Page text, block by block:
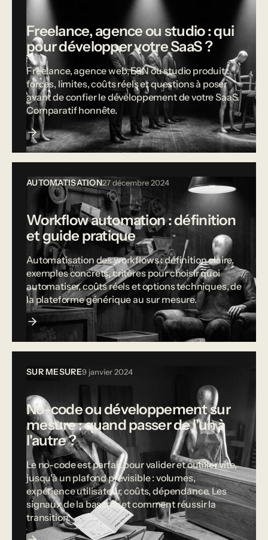
Freelance, agence ou studio : qui
pour développer votre SaaS ?
Freelance, agence web, ESN ou studio produit :
forces, limites, coûts réels et questions à poser
avant de confier le développement de votre SaaS.
Comparatif honnête.
AUTOMATISATION27 décembre 2024
Workflow automation : définition
et guide pratique
Automatisation des workflows : définition claire,
exemples concrets, critères pour choisir quoi
automatiser, coûts réels et options techniques, de
la plateforme générique au sur mesure.
SUR MESURE9 janvier 2024
No-code ou développement sur
mesure : quand passer de l'un à
l'autre ?
Le no-code est parfait pour valider et outiller vite,
jusqu'à un plafond prévisible : volumes,
expérience utilisateur, coûts, dépendance. Les
signaux de la bascule et comment réussir la
transition.